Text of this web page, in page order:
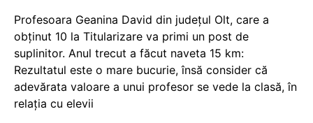
Profesoara Geanina David din județul Olt, care a
obținut 10 la Titularizare va primi un post de
suplinitor. Anul trecut a făcut naveta 15 km:
Rezultatul este o mare bucurie, însă consider că
adevărata valoare a unui profesor se vede la clasă, în
relația cu elevii